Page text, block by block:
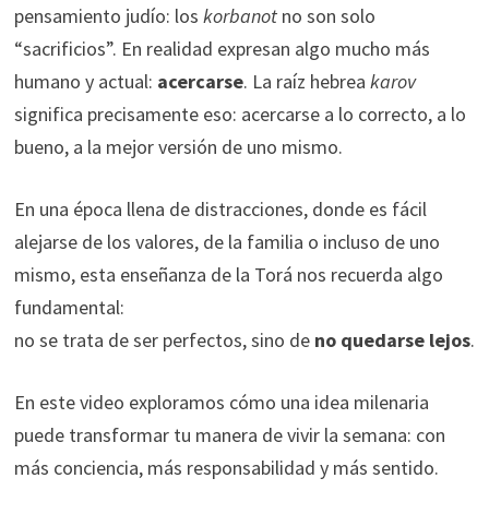
pensamiento judío: los korbanotno son solo
“sacrificios”. En realidad expresan algo mucho más
humano y actual: acercarse. La raíz hebrea karov
significa precisamente eso: acercarse a lo correcto, a lo
bueno, a la mejor versión de uno mismo.
En una época llena de distracciones, donde es fácil
alejarse de los valores, de la familia o incluso de uno
mismo, esta enseñanza de la Torá nos recuerda algo
fundamental:
no se trata de ser perfectos, sino de no quedarse lejos.
En este video exploramos cómo una idea milenaria
puede transformar tu manera de vivir la semana: con
más conciencia, más responsabilidad y más sentido.